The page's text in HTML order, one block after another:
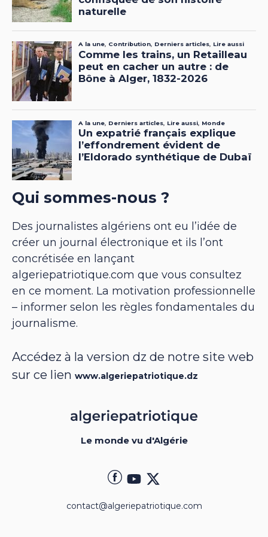
Qui sommes-nous ?
Des journalistes algériens ont eu l’idée de
créer un journal électronique et ils l’ont
concrétisée en lançant
algeriepatriotique.com que vous consultez
en ce moment. La motivation professionnelle
– informer selon les règles fondamentales du
journalisme.
Accédez à la version dz de notre site web
sur ce lien www.algeriepatriotique.dz
Le monde vu d'Algérie
contact@algeriepatriotique.com